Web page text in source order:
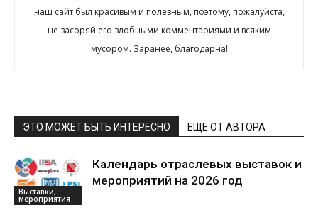
наш сайт был красивым и полезным, поэтому, пожалуйста,
не засоряй его злобными комментариями и всяким
мусором. Заранее, благодарна!
ЭТО МОЖЕТ БЫТЬ ИНТЕРЕСНО ЕЩЕ ОТ АВТОРА
Выставки,
мероприятия
Календарь отраслевых выставок и
мероприятий на 2026 год